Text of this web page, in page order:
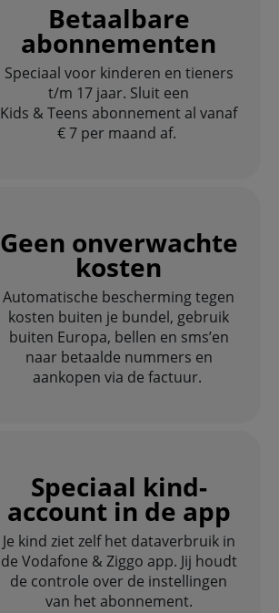
Betaalbare
abonnementen
Speciaal voor kinderen en tieners
t/m 17 jaar. Sluit een
Kids & Teens abonnement al vanaf
€ 7 per maand af.
Geen onverwachte
kosten
Automatische bescherming tegen
kosten buiten je bundel, gebruik
buiten Europa, bellen en sms’en
naar betaalde nummers en
aankopen via de factuur.
Speciaal kind-
account in de app
Je kind ziet zelf het dataverbruik in
de Vodafone & Ziggo app. Jij houdt
de controle over de instellingen
van het abonnement.